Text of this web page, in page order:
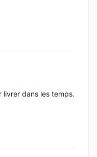
livrer dans les temps.